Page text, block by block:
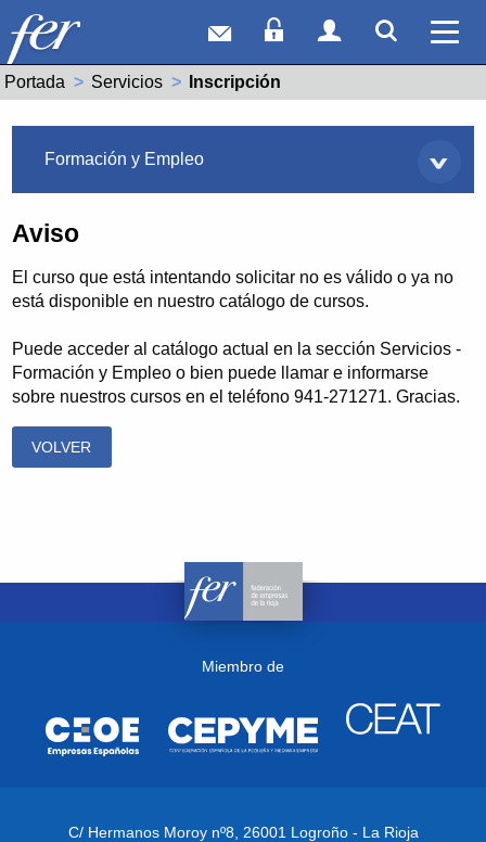
Correo webAcceso Socios
Acceso
Portada Servicios Actual:
Inscripción
Formación y Empleo
Aviso
El curso que está intentando solicitar no es válido o ya no
está disponible en nuestro catálogo de cursos.
Puede acceder al catálogo actual en la sección Servicios -
Formación y Empleo o bien puede llamar e informarse
sobre nuestros cursos en el teléfono 941-271271. Gracias.
VOLVER
Miembro de
C/ Hermanos Moroy nº8, 26001 Logroño - La Rioja